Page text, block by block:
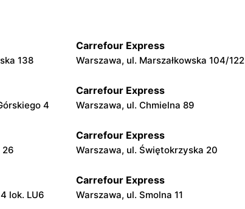
138
Carrefour Express
Warszawa, ul. Marszałkowska 104/122
4
Carrefour Express
Warszawa, ul. Chmielna 89
26
Carrefour Express
Warszawa, ul. Świętokrzyska 20
lok. LU6
Carrefour Express
Warszawa, ul. Smolna 11